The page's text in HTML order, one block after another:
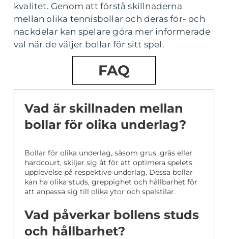
kvalitet. Genom att förstå skillnaderna
mellan olika tennisbollar och deras för- och
nackdelar kan spelare göra mer informerade
val när de väljer bollar för sitt spel.
FAQ
Vad är skillnaden mellan
bollar för olika underlag?
Bollar för olika underlag, såsom grus, gräs eller
hardcourt, skiljer sig åt för att optimera spelets
upplevelse på respektive underlag. Dessa bollar
kan ha olika studs, greppighet och hållbarhet för
att anpassa sig till olika ytor och spelstilar.
Vad påverkar bollens studs
och hållbarhet?